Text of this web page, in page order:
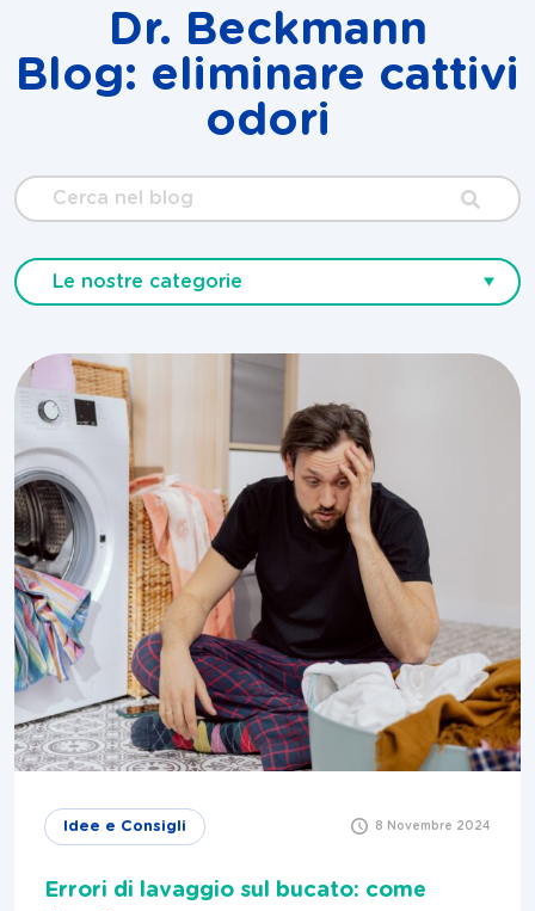
Dr. Beckmann
Blog: eliminare cattivi
odori
Cerca
nel
Le nostre categorie
Idee e Consigli 8 Novembre 2024
Errori di lavaggio sul bucato: come